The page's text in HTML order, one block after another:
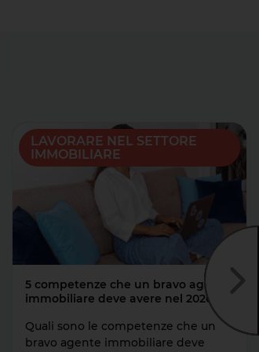
LAVORARE NEL SETTORE
IMMOBILIARE
5 competenze che un bravo agente
immobiliare deve avere nel 2026
Quali sono le competenze che un
bravo agente immobiliare deve